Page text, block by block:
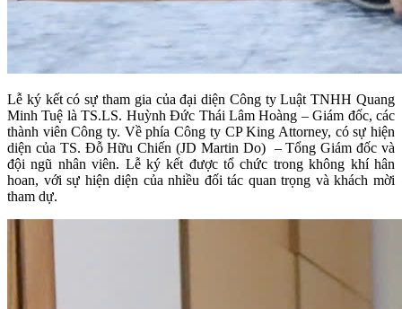
Lễ ký kết có sự tham gia của đại diện Công ty Luật TNHH Quang
Minh Tuệ là TS.LS. Huỳnh Đức Thái Lâm Hoàng – Giám đốc, các
thành viên Công ty. Về phía Công ty CP King Attorney, có sự hiện
diện của TS. Đỗ Hữu Chiến (JD Martin Do) – Tổng Giám đốc và
đội ngũ nhân viên. Lễ ký kết được tổ chức trong không khí hân
hoan, với sự hiện diện của nhiều đối tác quan trọng và khách mời
tham dự.